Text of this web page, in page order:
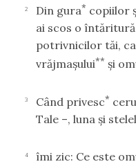
2 Din gura* copiilor
ai scos o
potrivnicilor tăi,
vrăjmaşului** şi
3 Când privesc*
Tale –, luna şi
4 îmi zic: Ce este